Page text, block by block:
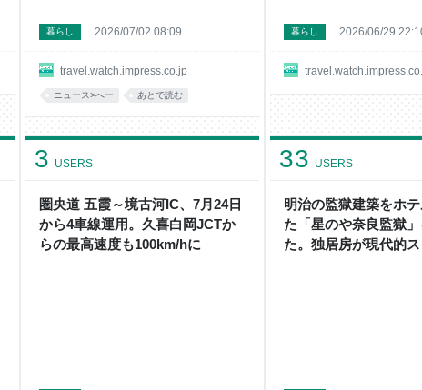
travel.watch.impress.co.jp
暮らし 2026/07/02 08:09
ニュース>へー あとで読む
暮らし 2026/06/29
圏央道 五霞～境古河IC、7月24日
から4車線運用。久喜白岡JCTか
らの最高速度も100km/hに
3 USERS
明治の監獄建築をホ
た「星のや奈良監獄
た。独居房が現代的
33 USERS